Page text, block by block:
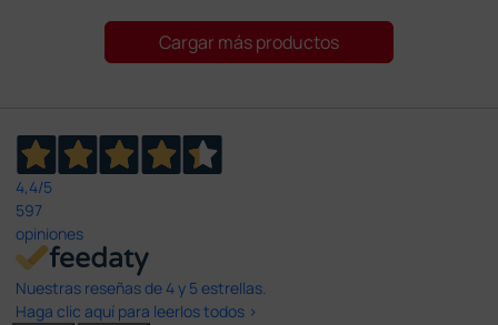
Cargar más productos
4,4/5
597
opiniones
Nuestras reseñas de 4 y 5 estrellas.
Haga clic aquí para leerlos todos >